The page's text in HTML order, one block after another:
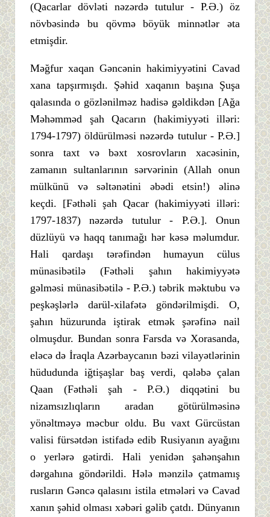
(Qacarlar dövləti nəzərdə tutulur - P.Ə.) öz
növbəsində bu qövmə böyük minnətlər əta
etmişdir.
Məğfur xaqan Gəncənin hakimiyyətini Cavad
xana tapşırmışdı. Şəhid xaqanın başına Şuşa
qalasında o gözlənilməz hadisə gəldikdən [Ağa
Məhəmməd şah Qacarın (hakimiyyəti illəri:
1794-1797) öldürülməsi nəzərdə tutulur - P.Ə.]
sonra taxt və bəxt xosrovların xacəsinin,
zamanın sultanlarının sərvərinin (Allah onun
mülkünü və səltənətini əbədi etsin!) əlinə
keçdi. [Fəthəli şah Qacar (hakimiyyəti illəri:
1797-1837) nəzərdə tutulur - P.Ə.]. Onun
düzlüyü və haqq tanımağı hər kəsə məlumdur.
Hali qardaşı tərəfindən humayun cülus
münasibətilə (Fəthəli şahın hakimiyyətə
gəlməsi münasibətilə - P.Ə.) təbrik məktubu və
peşkəşlərlə darül-xilafətə göndərilmişdi. O,
şahın hüzurunda iştirak etmək şərəfinə nail
olmuşdur. Bundan sonra Farsda və Xorasanda,
eləcə də İraqla Azərbaycanın bəzi vilayətlərinin
hüdudunda iğtişaşlar baş verdi, qələbə çalan
Qaan (Fəthəli şah - P.Ə.) diqqətini bu
nizamsızlıqların aradan götürülməsinə
yönəltməyə məcbur oldu. Bu vaxt Gürcüstan
valisi fürsətdən istifadə edib Rusiyanın ayağını
o yerlərə gətirdi. Hali yenidən şahənşahın
dərgahına göndərildi. Hələ mənzilə çatmamış
rusların Gəncə qalasını istila etmələri və Cavad
xanın şəhid olması xəbəri gəlib çatdı. Dünyanın